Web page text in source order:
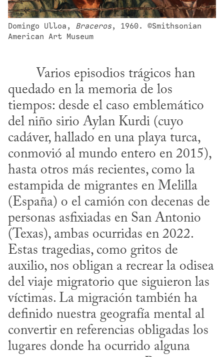
Domingo Ulloa, Braceros, 1960. ©Smithsonian
American Art Museum
quedado en la memoria de los
tiempos: desde el caso emblemático
del niño sirio Aylan Kurdi (cuyo
cadáver, hallado en una playa turca,
conmovió al mundo entero en 2015),
hasta otros más recientes, como la
estampida de migrantes en Melilla
(España) o el camión con decenas de
personas asfixiadas en San Antonio
(Texas), ambas ocurridas en 2022.
Estas tragedias, como gritos de
auxilio, nos obligan a recrear la odisea
del viaje migratorio que siguieron las
víctimas. La migración también ha
definido nuestra geografía mental al
convertir en referencias obligadas los
lugares donde ha ocurrido alguna